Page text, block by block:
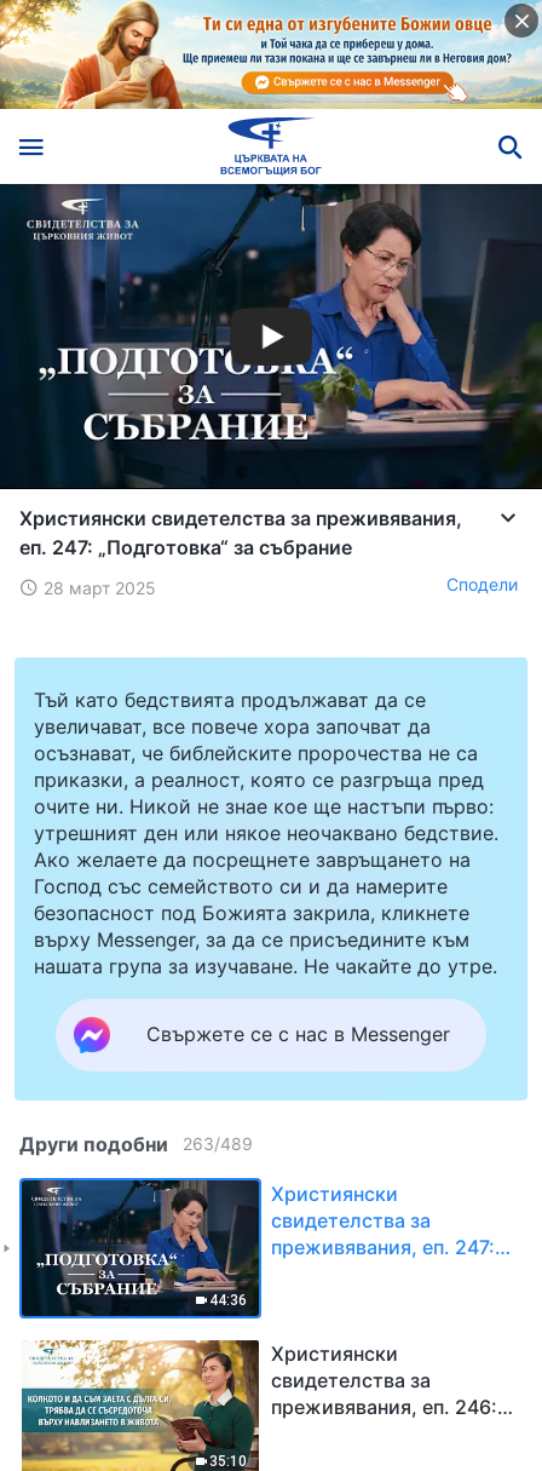
Християнски свидетелства за преживявания,
еп. 247: „Подготовка“ за събрание
28 март 2025 Сподели
Тъй като бедствията продължават да се
увеличават, все повече хора започват да
осъзнават, че библейските пророчества не са
приказки, а реалност, която се разгръща пред
очите ни. Никой не знае кое ще настъпи първо:
утрешният ден или някое неочаквано бедствие.
Ако желаете да посрещнете завръщането на
Господ със семейството си и да намерите
безопасност под Божията закрила, кликнете
върху Messenger, за да се присъедините към
нашата група за изучаване. Не чакайте до утре.
Свържете се с нас в Messenger
Други подобни 263/489
44:36
Християнски
свидетелства за
преживявания, еп. 247:
35:10
Християнски
свидетелства за
преживявания, еп. 246: